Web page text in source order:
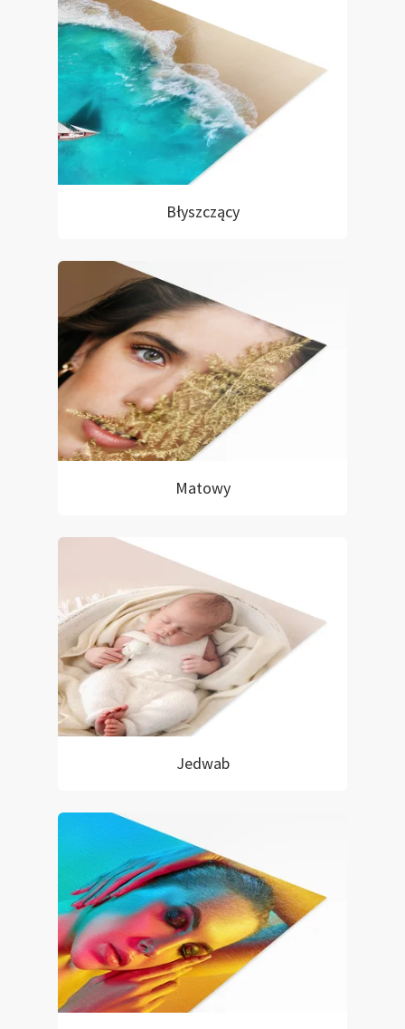
Błyszczący
Matowy
Jedwab